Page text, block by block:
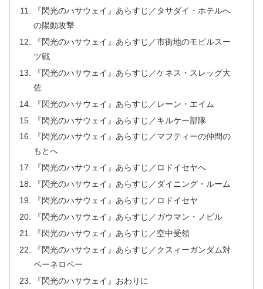
『閃光のハサウェイ』あらすじ／タサダイ・ホテルへ
の陽動攻撃
『閃光のハサウェイ』あらすじ／市街地のモビルスー
ツ戦
『閃光のハサウェイ』あらすじ／ケネス・スレッグ大
佐
『閃光のハサウェイ』あらすじ／レーン・エイム
『閃光のハサウェイ』あらすじ／キルケー部隊
『閃光のハサウェイ』あらすじ／マフティーの仲間の
もとへ
『閃光のハサウェイ』あらすじ／ロドイセヤへ
『閃光のハサウェイ』あらすじ／ダイニング・ルーム
『閃光のハサウェイ』あらすじ／ロドイセヤ
『閃光のハサウェイ』あらすじ／ガウマン・ノビル
『閃光のハサウェイ』あらすじ／空中受領
『閃光のハサウェイ』あらすじ／クスィーガンダム対
ペーネロペー
『閃光のハサウェイ』おわりに